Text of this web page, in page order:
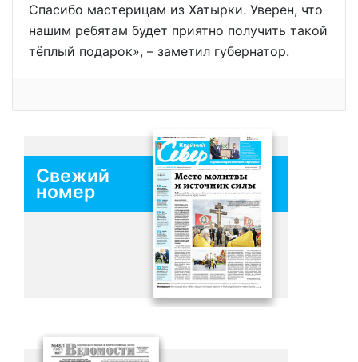
Спасибо мастерицам из Хатырки. Уверен, что
нашим ребятам будет приятно получить такой
тёплый подарок», – заметил губернатор.
Свежий
номер